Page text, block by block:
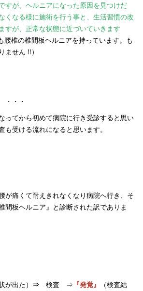
すが、ヘルニアになった原因を見つけだ
くなる様に施術を行う事と、生活習慣の改
すが、正常な状態に近づいていきます
腰椎の椎間板ヘルニアを持っています。も
ません !!）
・・・
ってから初めて病院に行き受診すると思い
も受ける流れになると思います。
が痛くて耐えきれなくなり病院へ行き、そ
間板ヘルニア』と診断された訳でありま
が出た） ⇒検査 ⇒ 『発覚』
（検査結